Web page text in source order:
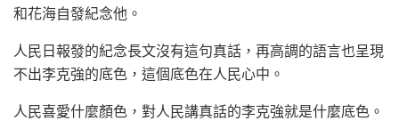
和花海自發紀念他。
人民日報發的紀念長文沒有這句真話，再高調的語言也呈現
不出李克強的底色，這個底色在人民心中。
人民喜愛什麼顏色，對人民講真話的李克強就是什麼底色。